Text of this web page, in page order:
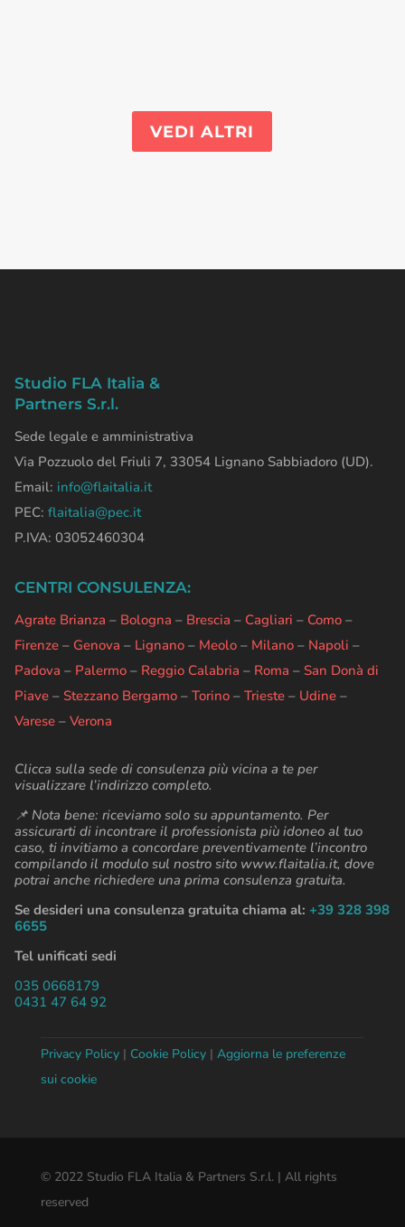
VEDI ALTRI
Studio FLA Italia &
Partners S.r.l.
Sede legale e amministrativa
Via Pozzuolo del Friuli 7, 33054 Lignano Sabbiadoro (UD).
Email: info@flaitalia.it
PEC: flaitalia@pec.it
P.IVA: 03052460304
CENTRI CONSULENZA:
Agrate Brianza – Bologna – Brescia – Cagliari – Como–
Firenze– Genova – Lignano– Meolo– Milano– Napoli –
Padova – Palermo– Reggio Calabria – Roma – San Donà di
Piave– Stezzano Bergamo– Torino– Trieste– Udine–
Varese– Verona
Clicca sulla sede di consulenza più vicina a te per
visualizzare l’indirizzo completo.
📌 Nota bene: riceviamo solo su appuntamento. Per
assicurarti di incontrare il professionista più idoneo al tuo
caso, ti invitiamo a concordare preventivamente l’incontro
compilando il modulo sul nostro sito www.flaitalia.it, dove
potrai anche richiedere una prima consulenza gratuita.
Se desideri una consulenza gratuita chiama al: +39 328 398
6655
Tel unificati sedi
035 0668179
0431 47 64 92
Privacy Policy| Cookie Policy| Aggiorna le preferenze
sui cookie
© 2022 Studio FLA Italia & Partners S.r.l. | All rights
reserved